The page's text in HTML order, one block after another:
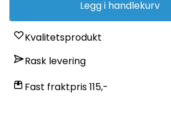
smart å benytte TDS-måleren for å
urenset vann når du er på reise. Spesifikasjoner:
Måleområde: 0 – 9.9999 ppm* Temperatur: 0 – 80 grader C,
32 – 176 grader F, enhet 0,1 grader C/F Batterier: 2 x 1,5 V
knappcellebatterier (sølvoksid) LR44 /
Oppbevaringsetui medfølger. * ppm er en engelsk
Legg i handlekurv
Kvalitetsprodukt
Rask levering
Fast fraktpris 115,-